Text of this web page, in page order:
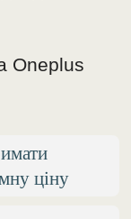
Oneplus
ціну